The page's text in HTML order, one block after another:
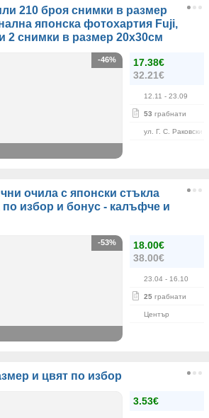
210 броя снимки в размер
японска фотохартия Fuji,
2 снимки в размер 20х30см
17.38€
32.21€
12.11 - 23.09
53 грабнати
ул. Г. С. Раковски
-46%
очила с японски стъкла
избор и бонус - калъфче и
18.00€
38.00€
23.04 - 16.10
25 грабнати
Център
-53%
и цвят по избор
3.53€